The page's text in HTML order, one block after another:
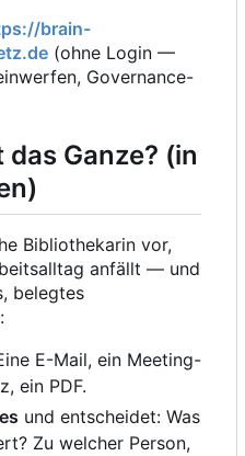
brain-
(ohne Login —
Governance-
Ganze? (in
Bibliothekarin vor,
anfällt — und
belegtes
E-Mail, ein Meeting-
ein PDF.
und entscheidet: Was
Zu welcher Person,